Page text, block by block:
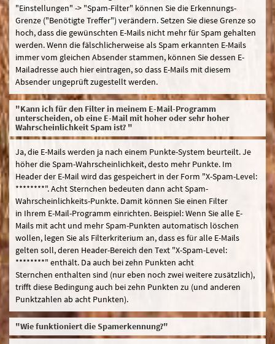
"Einstellungen" -> "Spam-Filter" können Sie die Erkennungs-
Grenze ("Benötigte Treffer") verändern. Setzen Sie diese Grenze so
hoch, dass die gewünschten E-Mails nicht mehr für Spam gehalten
werden. Wenn die fälschlicherweise als Spam erkannten E-Mails
immer vom gleichen Absender stammen, können Sie dessen E-
Mailadresse auch hier eintragen, so dass E-Mails mit diesem
Absender ungeprüft zugestellt werden.
"Kann ich für den Filter in meinem E-Mail-Programm
unterscheiden, ob eine E-Mail mit hoher oder sehr hoher
Wahrscheinlichkeit Spam ist? "
Ja, die E-Mails werden ja nach einem Punkte-System beurteilt. Je
höher die Spam-Wahrscheinlichkeit, desto mehr Punkte. Im
Header der E-Mail wird das gespeichert in der Form "X-Spam-Level:
********". Acht Sternchen bedeuten dann acht Spam-
Wahrscheinlichkeits-Punkte. Damit können Sie einen Filter
in Ihrem E-Mail-Programm einrichten. Beispiel: Wenn Sie alle E-
Mails mit acht und mehr Spam-Punkten automatisch löschen
wollen, legen Sie als Filterkriterium an, dass es für alle E-Mails
gelten soll, deren Header-Bereich den Text "X-Spam-Level:
********" enthält. Da auch bei zehn Punkten acht
Sternchen enthalten sind (nur eben noch zwei weitere zusätzlich),
trifft diese Bedingung auch bei zehn Punkten zu (und anderen
Punktzahlen ab acht Punkten).
"Wie funktioniert die Spamerkennung?"